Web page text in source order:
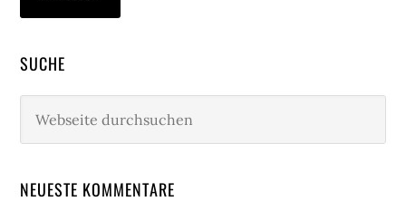
SUCHE
durchsuchen
NEUESTE KOMMENTARE